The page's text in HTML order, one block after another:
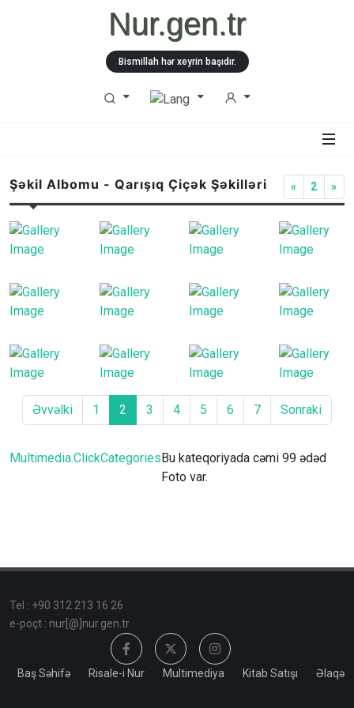
Nur.gen.tr
Bismillah hər xeyrin başıdır.
Şəkil Albomu - Qarışıq Çiçək Şəkilləri « 2 »
Əvvəlki 1 2 3 4 5 6 7 Sonraki
Multimedia.ClickCategoriesBu kateqoriyada cəmi 99 ədəd
Foto var.
Tel : +90 312 213 16 26
e-poçt : nur[@]nur.gen.tr
Baş Səhifə Risale-i Nur Multimediya Kitab Satışı Əlaqə